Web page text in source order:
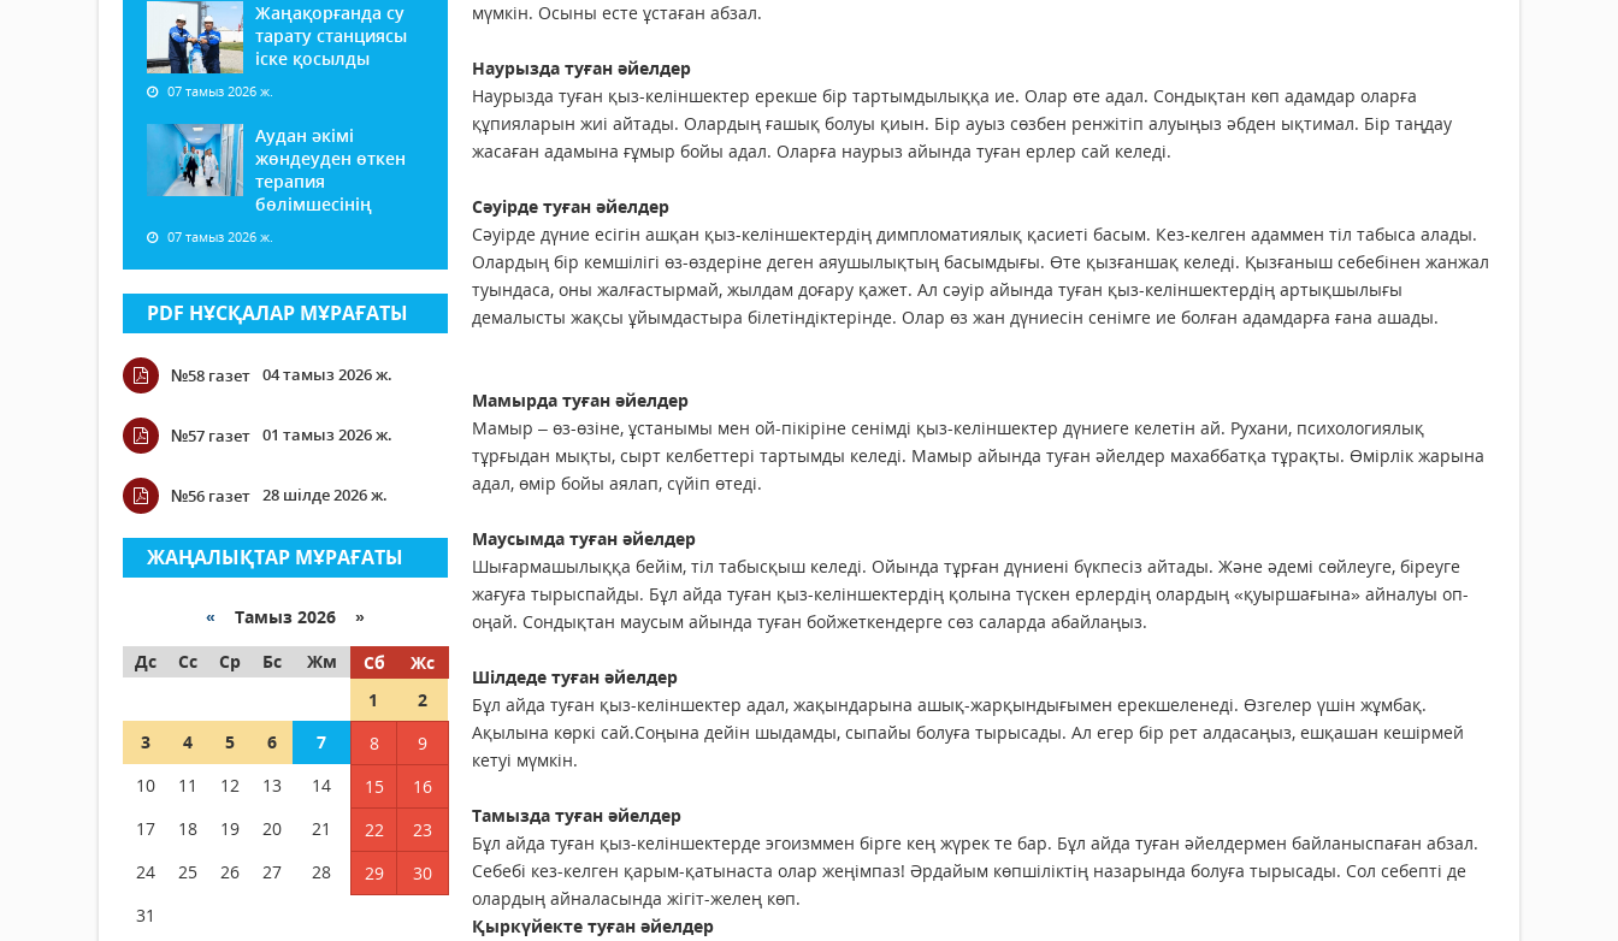
Жаңақорғанда су
тарату станциясы
іске қосылды
07 тамыз 2026 ж.
Аудан әкімі
жөндеуден өткен
терапия
бөлімшесінің
07 тамыз 2026 ж.
PDF НҰСҚАЛАР МҰРАҒАТЫ
№58 газет 04 тамыз 2026 ж.
№57 газет 01 тамыз 2026 ж.
№56 газет 28 шілде 2026 ж.
ЖАҢАЛЫҚТАР МҰРАҒАТЫ
« Тамыз 2026 »
Дс
Сс Ср Бс Жм Сб
Жс
1
2
3
4 5 6 7 8
9
10
11 12 13 14 15
16
17
18 19 20 21 22
23
24
25 26 27 28 29
30
31
мүмкін. Осыны есте ұстаған абзал.
Наурызда туған әйелдер
Наурызда туған қыз-келіншектер ерекше бір тартымдылыққа ие. Олар өте адал. Сондықтан көп адамдар оларға
құпияларын жиі айтады. Олардың ғашық болуы қиын. Бір ауыз сөзбен ренжітіп алуыңыз әбден ықтимал. Бір таңдау
жасаған адамына ғұмыр бойы адал. Оларға наурыз айында туған ерлер сай келеді.
Сәуірде туған әйелдер
Сәуірде дүние есігін ашқан қыз-келіншектердің димпломатиялық қасиеті басым. Кез-келген адаммен тіл табыса алады.
Олардың бір кемшілігі өз-өздеріне деген аяушылықтың басымдығы. Өте қызғаншақ келеді. Қызғаныш себебінен жанжал
туындаса, оны жалғастырмай, жылдам доғару қажет. Ал сәуір айында туған қыз-келіншектердің артықшылығы
демалысты жақсы ұйымдастыра білетіндіктерінде. Олар өз жан дүниесін сенімге ие болған адамдарға ғана ашады.
Мамырда туған әйелдер
Мамыр – өз-өзіне, ұстанымы мен ой-пікіріне сенімді қыз-келіншектер дүниеге келетін ай. Рухани, психологиялық
тұрғыдан мықты, сырт келбеттері тартымды келеді. Мамыр айында туған әйелдер махаббатқа тұрақты. Өмірлік жарына
адал, өмір бойы аялап, сүйіп өтеді.
Маусымда туған әйелдер
Шығармашылыққа бейім, тіл табысқыш келеді. Ойында тұрған дүниені бүкпесіз айтады. Және әдемі сөйлеуге, біреуге
жағуға тырыспайды. Бұл айда туған қыз-келіншектердің қолына түскен ерлердің олардың «қуыршағына» айналуы оп-
оңай. Сондықтан маусым айында туған бойжеткендерге сөз саларда абайлаңыз.
Шілдеде туған әйелдер
Бұл айда туған қыз-келіншектер адал, жақындарына ашық-жарқындығымен ерекшеленеді. Өзгелер үшін жұмбақ.
Ақылына көркі сай.Соңына дейін шыдамды, сыпайы болуға тырысады. Ал егер бір рет алдасаңыз, ешқашан кешірмей
кетуі мүмкін.
Тамызда туған әйелдер
Бұл айда туған қыз-келіншектерде эгоизммен бірге кең жүрек те бар. Бұл айда туған әйелдермен байланыспаған абзал.
Себебі кез-келген қарым-қатынаста олар жеңімпаз! Әрдайым көпшіліктің назарында болуға тырысады. Сол себепті де
олардың айналасында жігіт-желең көп.
Қыркүйекте туған әйелдер